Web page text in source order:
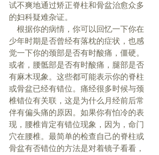
试不爽地通过矫正脊柱和骨盆治愈众多
的妇科疑难杂证。
少年时期是否曾经有落枕的症状，也感
觉一下你的颈部是否有时酸痛，僵硬。
或者，腰骶部是否有时酸痛，腿部是否
有麻木现象。这些都可能表示你的脊柱
或骨盆已经有错位。痛经很多时候与颈
椎错位有关联，这是为什么月经前后常
伴有偏头痛的原因。如果你有怕冷的表
现，腰椎肯定有错位现象，因为，命门
穴在腰椎。最简单的检查自己的脊柱或
骨盆有否错位的方法是对着镜子看看，